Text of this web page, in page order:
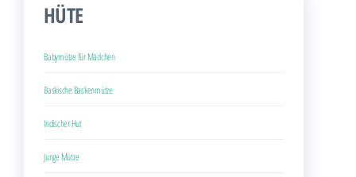
HÜTE
Babymütze für Mädchen
Baskische Baskenmütze
Indischer Hut
Junge Mütze